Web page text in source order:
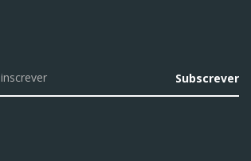
Subscrever